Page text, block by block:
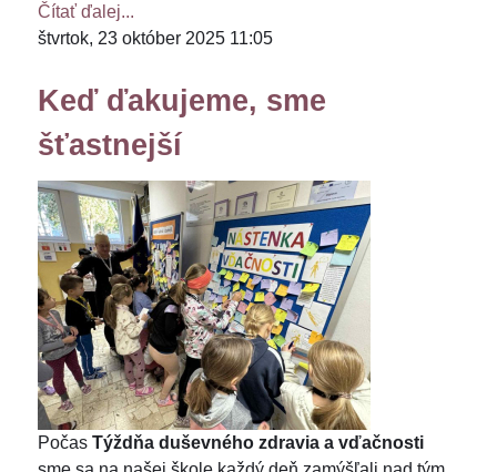
Čítať ďalej...
štvrtok, 23 október 2025 11:05
Keď ďakujeme, sme
šťastnejší
Počas Týždňa duševného zdravia a vďačnosti